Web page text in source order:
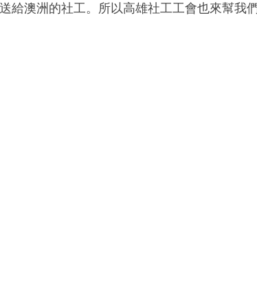
給澳洲的社工。所以高雄社工工會也來幫我